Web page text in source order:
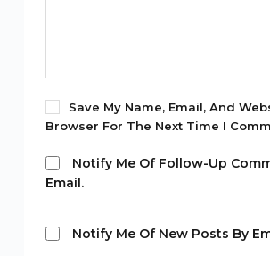
Save My Name, Email, And
Browser For The Next Time I
Notify Me Of Follow-Up
Email.
Notify Me Of New Posts By